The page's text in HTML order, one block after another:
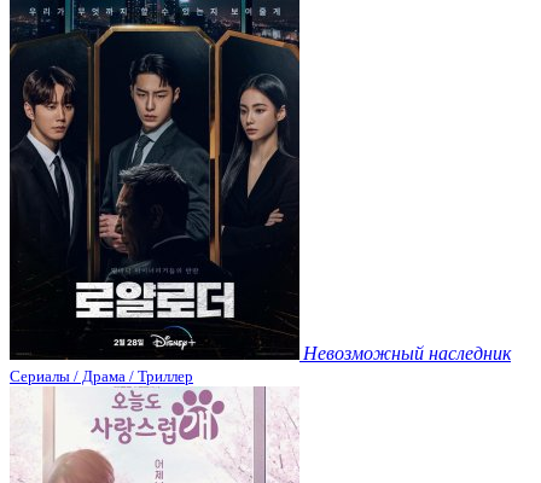
Невозможный наследник
Сериалы / Драма / Триллер